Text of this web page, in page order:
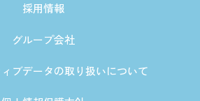
採用情報
グループ会社
ブデータの取り扱いについて